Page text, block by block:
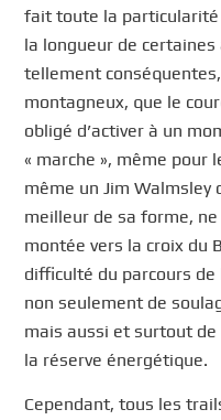
fait toute la particularité
la longueur de
tellement
montagneux, que le
obligé d’activer à un
« marche », même pour
même un Jim Walmsley
meilleur de sa forme,
montée vers la croix du
difficulté du parcours de
non seulement de
mais aussi et surtout de
la réserve énergétique.
Cependant, tous les